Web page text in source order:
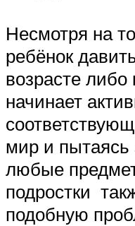
Несмотря на
ребёнок
возрасте либо
начинает
мир и пытаясь
любые
подростки
подобную